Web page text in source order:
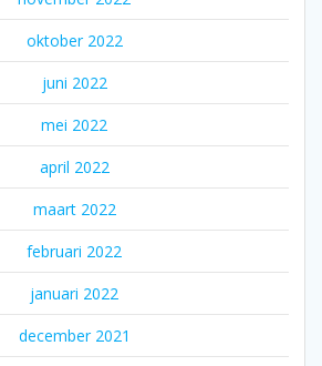
oktober 2022
juni 2022
mei 2022
april 2022
maart 2022
februari 2022
januari 2022
december 2021